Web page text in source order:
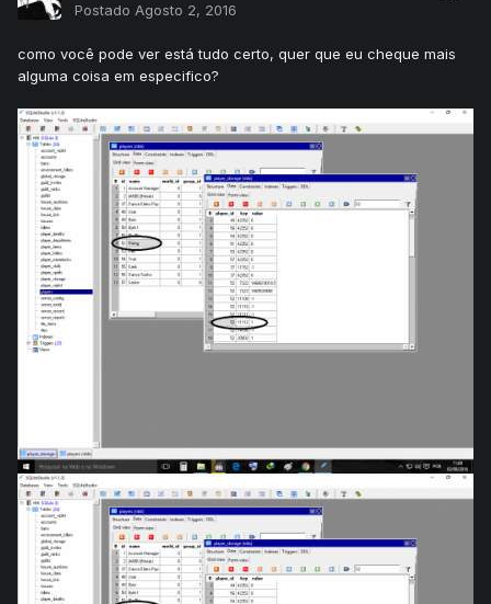
Postado Agosto 2, 2016
como você pode ver está tudo certo, quer que eu cheque mais
alguma coisa em especifico?